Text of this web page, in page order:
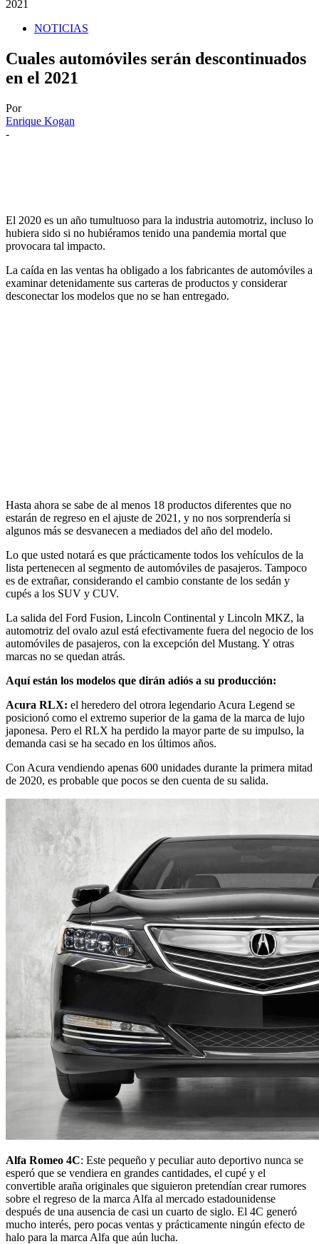
2021
NOTICIAS
Cuales automóviles serán descontinuados
en el 2021
Por
Enrique Kogan
-
El 2020 es un año tumultuoso para la industria automotriz, incluso lo
hubiera sido si no hubiéramos tenido una pandemia mortal que
provocara tal impacto.
La caída en las ventas ha obligado a los fabricantes de automóviles a
examinar detenidamente sus carteras de productos y considerar
desconectar los modelos que no se han entregado.
Hasta ahora se sabe de al menos 18 productos diferentes que no
estarán de regreso en el ajuste de 2021, y no nos sorprendería si
algunos más se desvanecen a mediados del año del modelo.
Lo que usted notará es que prácticamente todos los vehículos de la
lista pertenecen al segmento de automóviles de pasajeros. Tampoco
es de extrañar, considerando el cambio constante de los sedán y
cupés a los SUV y CUV.
La salida del Ford Fusion, Lincoln Continental y Lincoln MKZ, la
automotriz del ovalo azul está efectivamente fuera del negocio de los
automóviles de pasajeros, con la excepción del Mustang. Y otras
marcas no se quedan atrás.
Aquí están los modelos que dirán adiós a su producción:
Acura RLX: el heredero del otrora legendario Acura Legend se
posicionó como el extremo superior de la gama de la marca de lujo
japonesa. Pero el RLX ha perdido la mayor parte de su impulso, la
demanda casi se ha secado en los últimos años.
Con Acura vendiendo apenas 600 unidades durante la primera mitad
de 2020, es probable que pocos se den cuenta de su salida.
Alfa Romeo 4C: Este pequeño y peculiar auto deportivo nunca se
esperó que se vendiera en grandes cantidades, el cupé y el
convertible araña originales que siguieron pretendían crear rumores
sobre el regreso de la marca Alfa al mercado estadounidense
después de una ausencia de casi un cuarto de siglo. El 4C generó
mucho interés, pero pocas ventas y prácticamente ningún efecto de
halo para la marca Alfa que aún lucha.